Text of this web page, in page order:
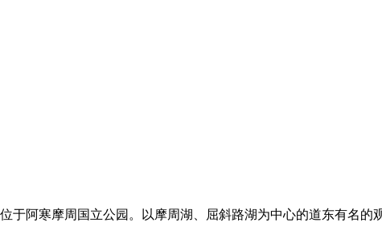
位于阿寒摩周国立公园。以摩周湖、屈斜路湖为中心的道东有名的